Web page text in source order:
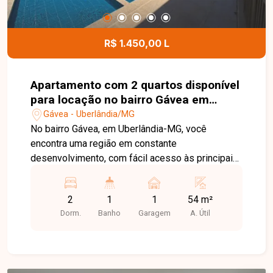
apartamento bem localizado, em condomínio com
estrutura completa e ótimo custo-benefício. Entre
em contato e agende sua visita!
R$ 1.450,00 L
Apartamento com 2 quartos disponível
para locação no bairro Gávea em
Uberlândia-MG
Gávea - Uberlândia/MG
No bairro Gávea, em Uberlândia-MG, você
encontra uma região em constante
desenvolvimento, com fácil acesso às principais
supermercados, escolas, farmácias e diversos
comércios, proporcionando praticidade e
qualidade de vida. Apartamento disponível para
2
Dorm.
1
Banho
1
Garagem
54 m²
A. Útil